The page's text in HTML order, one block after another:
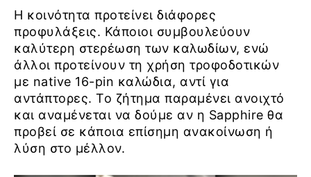
Η κοινότητα προτείνει διάφορες
προφυλάξεις. Κάποιοι συμβουλεύουν
καλύτερη στερέωση των καλωδίων, ενώ
άλλοι προτείνουν τη χρήση τροφοδοτικών
με native 16-pin καλώδια, αντί για
αντάπτορες. Το ζήτημα παραμένει ανοιχτό
και αναμένεται να δούμε αν η Sapphire θα
προβεί σε κάποια επίσημη ανακοίνωση ή
λύση στο μέλλον.